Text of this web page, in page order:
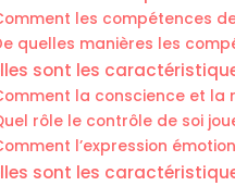
les compétences
quelles manières les
sont les
la conscience et
rôle le contrôle de soi
l’expression
sont les